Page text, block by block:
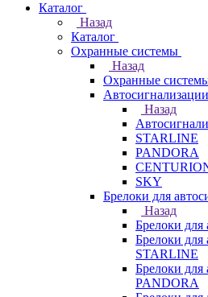
Каталог
Назад
Каталог
Охранные системы
Назад
Охранные
Автосигнализации
Назад
STARLINE
PANDORA
SKY
Брелоки для
Назад
Брелоки для
Брелоки для
STARLINE
Брелоки для
PANDORA